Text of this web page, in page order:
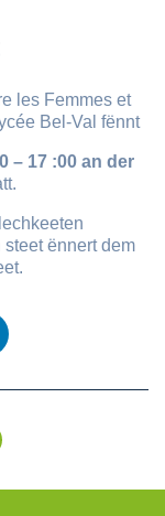
les Femmes et
Bel-Val fënnt
– 17 :00 an der
ënnert dem